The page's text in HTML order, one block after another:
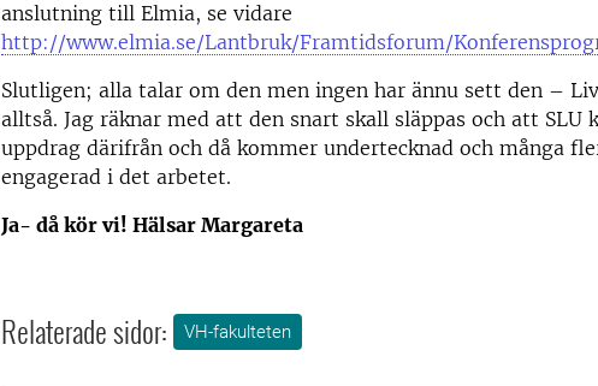
anslutning till Elmia, se vidare
http://www.elmia.se/Lantbruk/Framtidsforum/
Slutligen; alla talar om den men ingen har ännu sett den –
alltså. Jag räknar med att den snart skall släppas och att SLU
uppdrag därifrån och då kommer undertecknad och många
engagerad i det arbetet.
Ja- då kör vi! Hälsar Margareta
Relaterade sidor: VH-fakulteten